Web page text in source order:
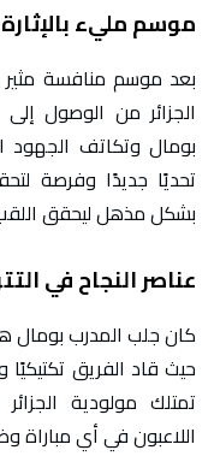
موسم مليء بالإثارة
بعد موسم منافسة مثير
الجزائر من الوصول
بومال وتكاتف الجهود
تحديًا جديدًا وفرصة
بشكل مذهل ليحقق
عناصر النجاح في
كان جلب المدرب بومال
حيث قاد الفريق تكتيكيًا
تمتلك مولودية
اللاعبون في أي مباراة